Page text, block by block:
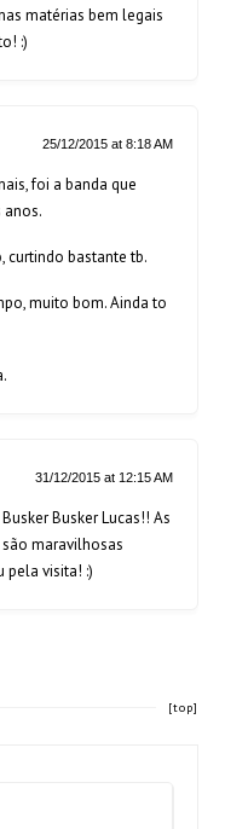
matérias bem legais
:)
25/12/2015 at 8:18 AM
foi a banda que
curtindo bastante tb.
muito bom. Ainda to
31/12/2015 at 12:15 AM
Busker Lucas!! As
maravilhosas
pela visita! :)
[top]